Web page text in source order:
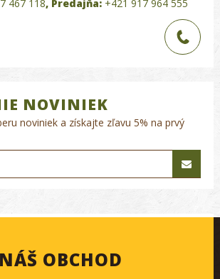
467 118, Predajňa: +421 917 964 555
NOVINIEK
noviniek a získajte zľavu 5% na prvý
NÁŠ OBCHOD